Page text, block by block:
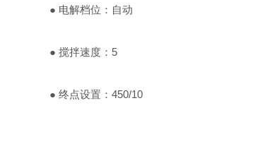
● 电解档位：自动
● 搅拌速度：5
● 终点设置：450/10